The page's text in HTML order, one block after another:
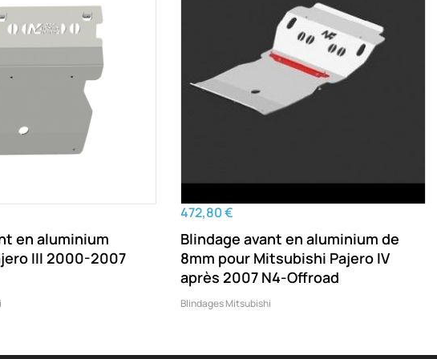
en aluminium
III 2000-2007
472,80 €
Blindage avant en aluminium de
8mm pour Mitsubishi Pajero IV
après 2007 N4-Offroad
Blindages Mitsubishi